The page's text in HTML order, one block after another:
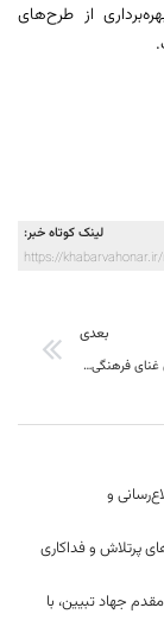
از طرح‌های
لینک کوتاه خبر:
https://khabarvahonar.ir/
بعدی
خراسان جنوبی دارای غنای فرهنگی بالایی است/ اغلب بناها و محوطه های تاریخی امکان بازدید دارند
و
پرتلاش و فداکاری
جهاد تبیین، با